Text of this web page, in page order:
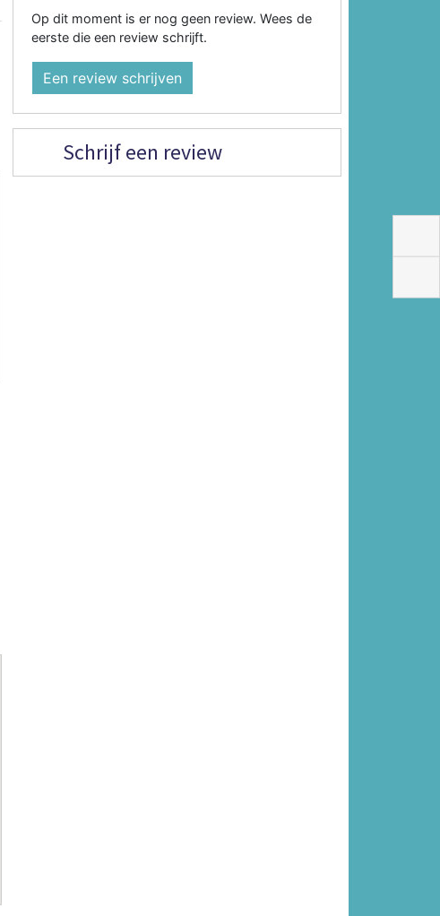
Op dit moment is er nog geen review. Wees de
eerste die een review schrijft.
Een review schrijven
Schrijf een review